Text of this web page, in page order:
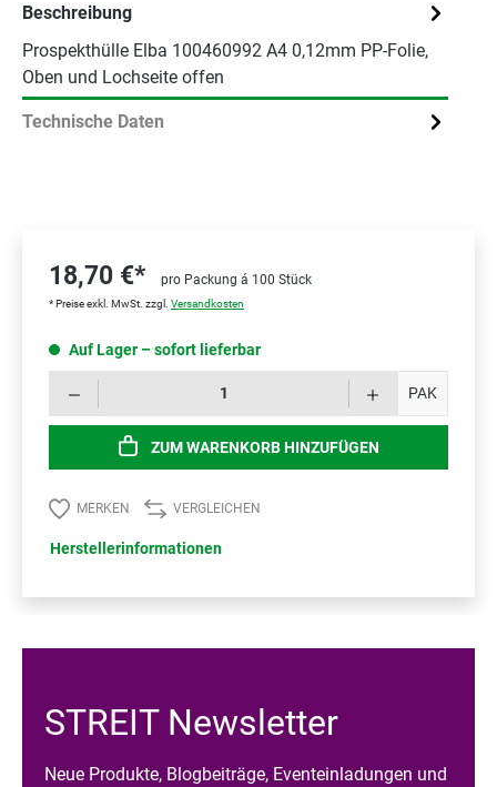
Beschreibung
Prospekthülle Elba 100460992 A4 0,12mm PP-Folie,
Oben und Lochseite offen
Technische Daten
18,70 €* pro Packung á 100 Stück
* Preise exkl. MwSt. zzgl. Versandkosten
Auf Lager – sofort lieferbar
PAK
ZUM WARENKORB HINZUFÜGEN
MERKEN VERGLEICHEN
Herstellerinformationen
STREIT Newsletter
Neue Produkte, Blogbeiträge, Eventeinladungen und